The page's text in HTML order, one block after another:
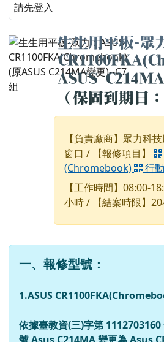
請先登入
生生用平板-眾
ASUS
（保固到期日
【負責廠商】眾力科
窗口 / 【報修項目】
(Chromebook)
行
【工作時間】08:00-
小時 / 【結案時限】
一、報修型號：
1.ASUS
依據臺教資(三)字第